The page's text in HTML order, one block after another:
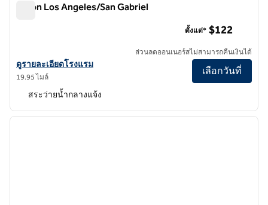
Hilton Los Angeles/San Gabriel
ดูรายละเอียดโรงแรมสําหรับ Hilton Los Angeles/San Gabriel
ดูรายละเอียดโรงแรม
19.95 ไมล์
ตั้งแต่* $122
ส่วนลดออนเนอร์สไม่สามารถคืนเงินได้
เลือกวันที่
สระว่ายน้ำกลางแจ้ง
1 จาก 12
ภาพถั